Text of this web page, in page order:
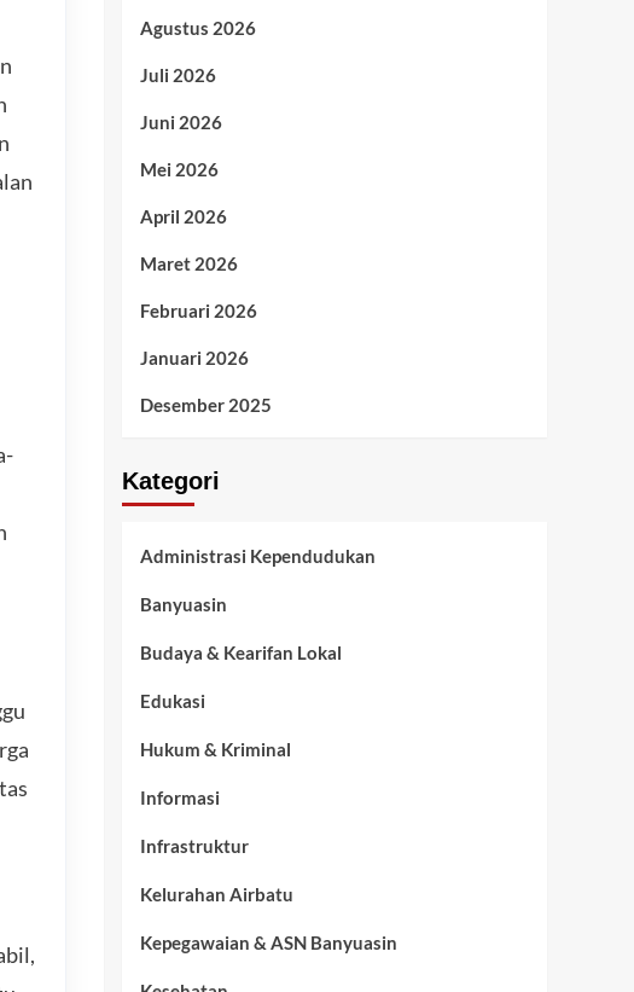
Agustus 2026
Juli 2026
Juni 2026
Mei 2026
April 2026
Maret 2026
Februari 2026
Januari 2026
Desember 2025
Kategori
Administrasi Kependudukan
Banyuasin
Budaya & Kearifan Lokal
Edukasi
Hukum & Kriminal
Informasi
Infrastruktur
Kelurahan Airbatu
Kepegawaian & ASN Banyuasin